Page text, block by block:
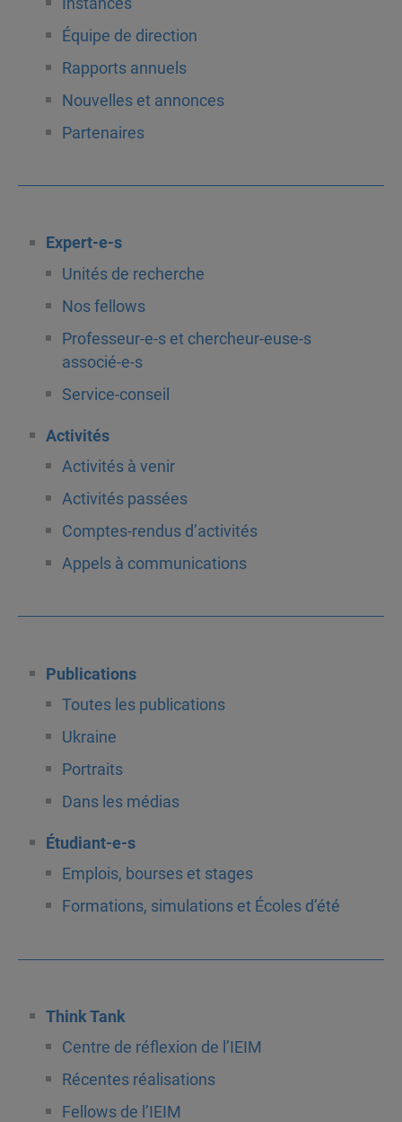
Équipe de direction
Rapports annuels
Nouvelles et annonces
Partenaires
Expert-e-s
Unités de recherche
Nos fellows
Professeur-e-s et chercheur-euse-s
associé-e-s
Service-conseil
Activités
Activités à venir
Activités passées
Comptes-rendus d’activités
Appels à communications
Publications
Toutes les publications
Ukraine
Portraits
Dans les médias
Étudiant-e-s
Emplois, bourses et stages
Formations, simulations et Écoles d’été
Think Tank
Centre de réflexion de l’IEIM
Récentes réalisations
Fellows de l’IEIM